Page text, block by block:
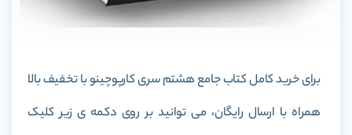
برای خرید کامل کتاب جامع هشتم سری کارپوچینو با تخفیف بالا
همراه با ارسال رایگان، می توانید بر روی دکمه ی زیر کلیک